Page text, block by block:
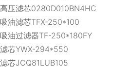
高压滤芯0280D010BN4HC
吸油滤芯TFX-250*100
吸油过滤器TF-250*180FY
滤芯YWX-294*550
滤芯JCQ81LUB105